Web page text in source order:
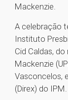
Mackenzie.
A celebração
Instituto
Cid Caldas,
Mackenzie
Vasconcelos,
(Direx) do IPM.